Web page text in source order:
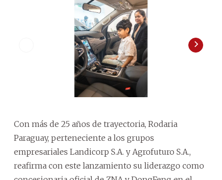
Con más de 25 años de trayectoria, Rodaria
Paraguay, perteneciente a los grupos
empresariales Landicorp S.A. y Agrofuturo S.A.,
reafirma con este lanzamiento su liderazgo como